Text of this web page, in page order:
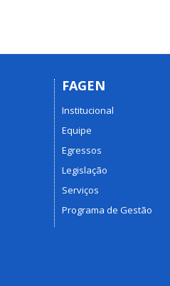
FAGEN
Institucional
Equipe
Egressos
Legislação
Serviços
Programa de Gestão